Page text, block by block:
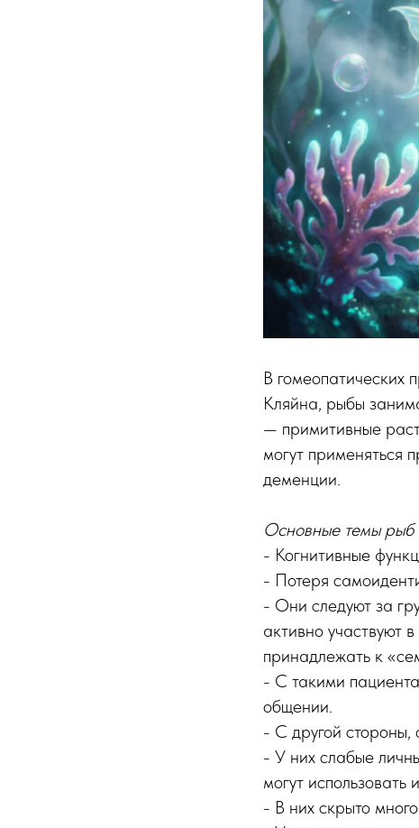
В
Кляйна, рыбы
— примитивные
могут применяться
деменции.
Основные темы рыб
- Когнитивные
- Потеря
- Они следуют за
активно участвуют
принадлежать к
- С такими
общении.
- С другой стороны,
- У них слабые
могут использовать
- В них скрыто